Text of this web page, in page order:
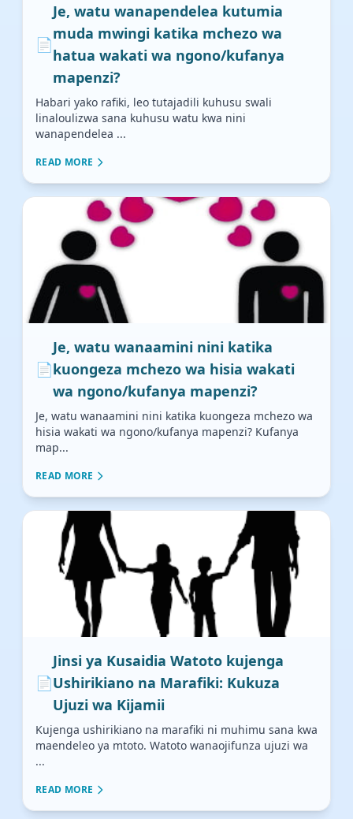
📄
Je, watu wanapendelea kutumia
muda mwingi katika mchezo wa
hatua wakati wa ngono/kufanya
mapenzi?
Habari yako rafiki, leo tutajadili kuhusu swali
linaloulizwa sana kuhusu watu kwa nini
wanapendelea ...
READ MORE
📄
Je, watu wanaamini nini katika
kuongeza mchezo wa hisia wakati
wa ngono/kufanya mapenzi?
Je, watu wanaamini nini katika kuongeza mchezo wa
hisia wakati wa ngono/kufanya mapenzi? Kufanya
map...
READ MORE
📄
Jinsi ya Kusaidia Watoto kujenga
Ushirikiano na Marafiki: Kukuza
Ujuzi wa Kijamii
Kujenga ushirikiano na marafiki ni muhimu sana kwa
maendeleo ya mtoto. Watoto wanaojifunza ujuzi wa
...
READ MORE